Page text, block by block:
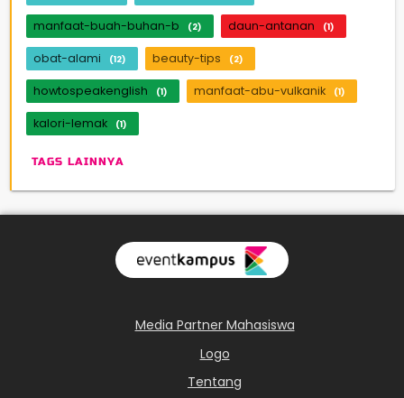
manfaat-buah-buhan-b (2) daun-antanan (1)
obat-alami (12) beauty-tips (2)
howtospeakenglish (1) manfaat-abu-vulkanik (1)
kalori-lemak (1)
TAGS LAINNYA
Media Partner Mahasiswa
Logo
Tentang